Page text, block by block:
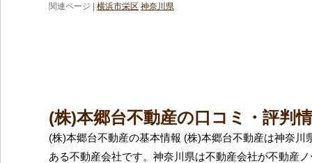
関連ページ | 横浜市栄区 神奈川県
(株)本郷台不動産の口コミ・評判
(株)本郷台不動産の基本情報 (株)本郷台不動産は神奈川
ある不動産会社です。神奈川県は不動産会社が不動産